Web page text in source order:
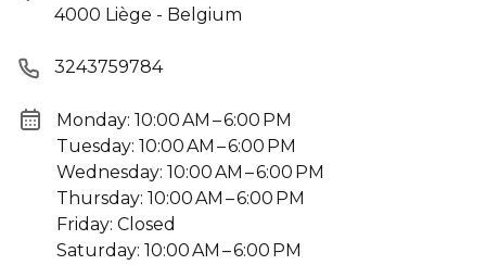
4000 Liège - Belgium
3243759784
Monday: 10:00 AM – 6:00 PM
Tuesday: 10:00 AM – 6:00 PM
Wednesday: 10:00 AM – 6:00 PM
Thursday: 10:00 AM – 6:00 PM
Friday: Closed
Saturday: 10:00 AM – 6:00 PM